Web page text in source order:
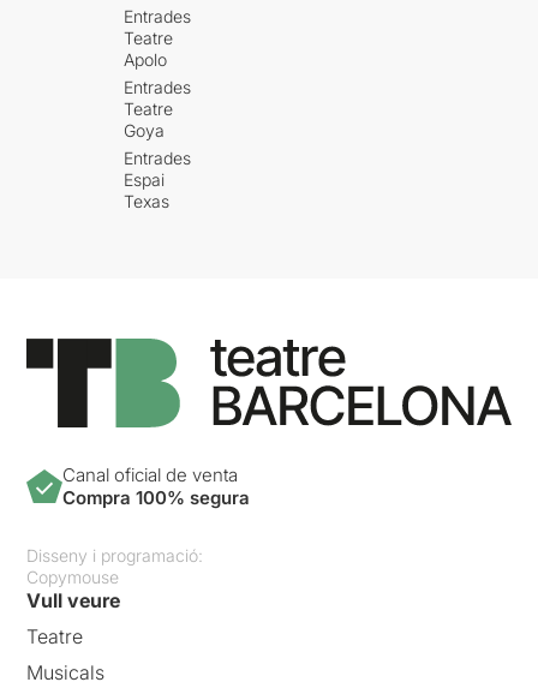
Entrades
Teatre
Apolo
Entrades
Teatre
Goya
Entrades
Espai
Texas
Canal oficial de venta
Compra 100% segura
Disseny i programació:
Copymouse
Vull veure
Teatre
Musicals